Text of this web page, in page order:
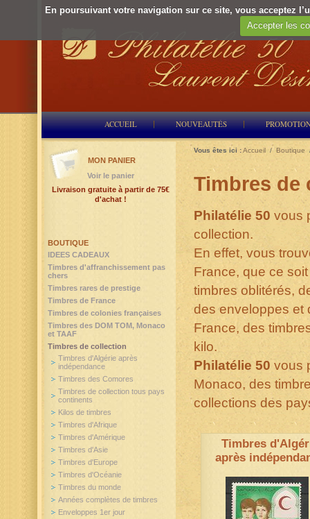
En poursuivant votre navigation sur ce site, vous acceptez
Accepter les
ACCUEIL NOUVEAUTÉS
Vous êtes ici :Accueil / Boutique
Timbres de
Philatélie 50 vous
collection.
En effet, vous
France, que ce
timbres oblitérés,
des enveloppes et
France, des
kilo.
Philatélie 50 vous
Monaco, des
collections des
Timbres
après
BOUTIQUE
IDEES CADEAUX
Timbres d'affranchissement pas
chers
Timbres rares de prestige
Timbres de France
Timbres de colonies françaises
Timbres des DOM TOM, Monaco
et TAAF
Timbres de collection
Timbres d'Algérie après
indépendance
Timbres des Comores
Timbres de collection tous pays
continents
Kilos de timbres
Timbres d'Afrique
Timbres d'Amérique
Timbres d'Asie
Timbres d'Europe
Timbres d'Océanie
Timbres du monde
Années complètes de timbres
Enveloppes 1er jour
MON PANIER
Voir le panier
Livraison gratuite à partir de 75€
d'achat !